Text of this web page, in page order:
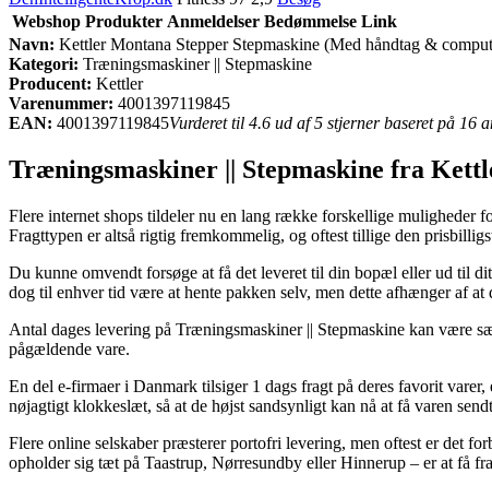
Webshop Produkter Anmeldelser Bedømmelse Link
Navn: Kettler Montana Stepper Stepmaskine (Med håndtag &
Kategori: Træningsmaskiner || Stepmaskine
Producent: Kettler
Varenummer: 4001397119845
EAN: 4001397119845Vurderet til 4.6 ud af 5 stjerner baseret på 16
Træningsmaskiner || Stepmaskine fra
Flere internet shops tildeler nu en lang række forskellige muligheder
Fragttypen er altså rigtig fremkommelig, og oftest tillige den
Du kunne omvendt forsøge at få det leveret til din bopæl eller ud til
dog til enhver tid være at hente pakken selv, men dette afhænger af
Antal dages levering på Træningsmaskiner || Stepmaskine kan være
pågældende vare.
En del e-firmaer i Danmark tilsiger 1 dags fragt på deres favorit
nøjagtigt klokkeslæt, så at de højst sandsynligt kan nå at få varen
Flere online selskaber præsterer portofri levering, men oftest er det
opholder sig tæt på Taastrup, Nørresundby eller Hinnerup – er at få